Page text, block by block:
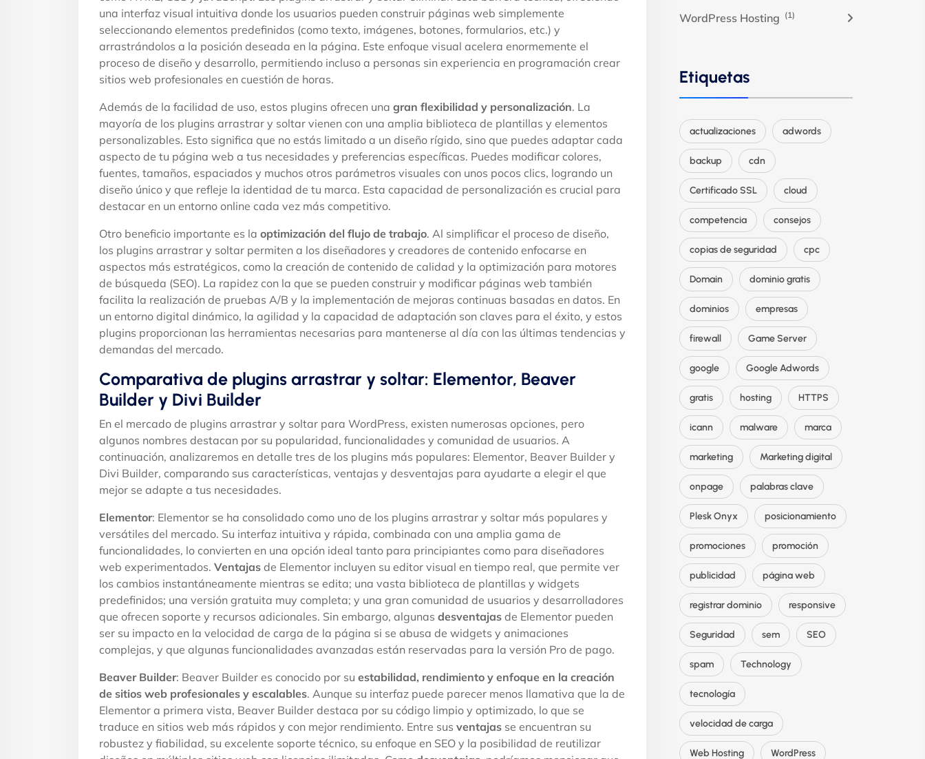
una interfaz visual intuitiva donde los usuarios pueden construir páginas web simplemente
seleccionando elementos predefinidos (como texto, imágenes, botones, formularios, etc.) y
arrastrándolos a la posición deseada en la página. Este enfoque visual acelera enormemente el
proceso de diseño y desarrollo, permitiendo incluso a personas sin experiencia en programación crear
sitios web profesionales en cuestión de horas.
Además de la facilidad de uso, estos plugins ofrecen una gran flexibilidad y personalización. La
mayoría de los plugins arrastrar y soltar vienen con una amplia biblioteca de plantillas y elementos
personalizables. Esto significa que no estás limitado a un diseño rígido, sino que puedes adaptar cada
aspecto de tu página web a tus necesidades y preferencias específicas. Puedes modificar colores,
fuentes, tamaños, espaciados y muchos otros parámetros visuales con unos pocos clics, logrando un
diseño único y que refleje la identidad de tu marca. Esta capacidad de personalización es crucial para
destacar en un entorno online cada vez más competitivo.
Otro beneficio importante es la optimización del flujo de trabajo. Al simplificar el proceso de diseño,
los plugins arrastrar y soltar permiten a los diseñadores y creadores de contenido enfocarse en
aspectos más estratégicos, como la creación de contenido de calidad y la optimización para motores
de búsqueda (SEO). La rapidez con la que se pueden construir y modificar páginas web también
facilita la realización de pruebas A/B y la implementación de mejoras continuas basadas en datos. En
un entorno digital dinámico, la agilidad y la capacidad de adaptación son claves para el éxito, y estos
plugins proporcionan las herramientas necesarias para mantenerse al día con las últimas tendencias y
demandas del mercado.
Comparativa de plugins arrastrar y soltar: Elementor, Beaver
Builder y Divi Builder
En el mercado de plugins arrastrar y soltar para WordPress, existen numerosas opciones, pero
algunos nombres destacan por su popularidad, funcionalidades y comunidad de usuarios. A
continuación, analizaremos en detalle tres de los plugins más populares: Elementor, Beaver Builder y
Divi Builder, comparando sus características, ventajas y desventajas para ayudarte a elegir el que
mejor se adapte a tus necesidades.
Elementor: Elementor se ha consolidado como uno de los plugins arrastrar y soltar más populares y
versátiles del mercado. Su interfaz intuitiva y rápida, combinada con una amplia gama de
funcionalidades, lo convierten en una opción ideal tanto para principiantes como para diseñadores
web experimentados. Ventajas de Elementor incluyen su editor visual en tiempo real, que permite ver
los cambios instantáneamente mientras se edita; una vasta biblioteca de plantillas y widgets
predefinidos; una versión gratuita muy completa; y una gran comunidad de usuarios y desarrolladores
que ofrecen soporte y recursos adicionales. Sin embargo, algunas desventajas de Elementor pueden
ser su impacto en la velocidad de carga de la página si se abusa de widgets y animaciones
complejas, y que algunas funcionalidades avanzadas están reservadas para la versión Pro de pago.
Beaver Builder: Beaver Builder es conocido por su estabilidad, rendimiento y enfoque en la creación
de sitios web profesionales y escalables. Aunque su interfaz puede parecer menos llamativa que la de
Elementor a primera vista, Beaver Builder destaca por su código limpio y optimizado, lo que se
traduce en sitios web más rápidos y con mejor rendimiento. Entre sus ventajas se encuentran su
robustez y fiabilidad, su excelente soporte técnico, su enfoque en SEO y la posibilidad de reutilizar
WordPress Hosting (1)
Etiquetas
actualizaciones adwords
backup cdn
Certificado SSL cloud
competencia consejos
copias de seguridad cpc
Domain dominio gratis
dominios empresas
firewall Game Server
google Google Adwords
gratis hosting HTTPS
icann malware marca
marketing Marketing digital
onpage palabras clave
Plesk Onyx posicionamiento
promociones promoción
publicidad página web
registrar dominio responsive
Seguridad sem SEO
spam Technology
tecnología
velocidad de carga
Web Hosting WordPress